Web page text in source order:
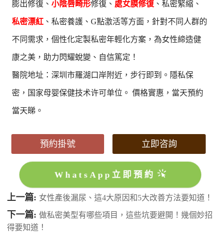
膨出修復、小陰唇畸形修復、 處女膜修復 、私密緊縮、
私密漂紅 、私密養護、G點激活等方面，針對不同人群的
不同需求，個性化定製私密年輕化方案，為女性締造健
康之美，助力閃耀蛻變、自信篤定！
醫院地址：深圳市羅湖口岸附近，步行即到。隱私保
密，国家母婴保健技术许可单位。 價格實惠，當天預約
當天睇。
預約掛號 立即咨詢
WhatsApp立即預約
上一篇: 女性產後漏尿、這4大原因和5大改善方法要知道！
下一篇: 做私密美型有哪些項目，這些坑要避開！幾個妙招
得要知道！